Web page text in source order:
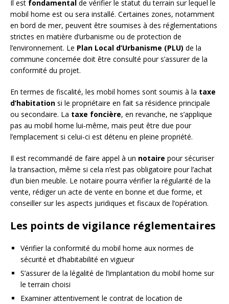
Il est fondamental de vérifier le statut du terrain sur lequel le
mobil home est ou sera installé. Certaines zones, notamment
en bord de mer, peuvent être soumises à des réglementations
strictes en matière d’urbanisme ou de protection de
l’environnement. Le Plan Local d’Urbanisme (PLU) de la
commune concernée doit être consulté pour s’assurer de la
conformité du projet.
En termes de fiscalité, les mobil homes sont soumis à la taxe
d’habitation si le propriétaire en fait sa résidence principale
ou secondaire. La taxe foncière, en revanche, ne s’applique
pas au mobil home lui-même, mais peut être due pour
l’emplacement si celui-ci est détenu en pleine propriété.
Il est recommandé de faire appel à un notaire pour sécuriser
la transaction, même si cela n’est pas obligatoire pour l’achat
d’un bien meuble. Le notaire pourra vérifier la régularité de la
vente, rédiger un acte de vente en bonne et due forme, et
conseiller sur les aspects juridiques et fiscaux de l’opération.
Les points de vigilance réglementaires
Vérifier la conformité du mobil home aux normes de
sécurité et d’habitabilité en vigueur
S’assurer de la légalité de l’implantation du mobil home sur
le terrain choisi
Examiner attentivement le contrat de location de